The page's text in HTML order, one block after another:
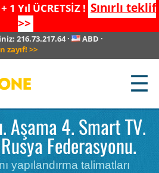
1 Yıl ÜCRETSİZ ! Sınırlı teklif
>>
216.73.217.64· ABD ·
zayıf! >>
☰
Aşama 4. Smart TV.
Federasyonu.
yapılandırma talimatları